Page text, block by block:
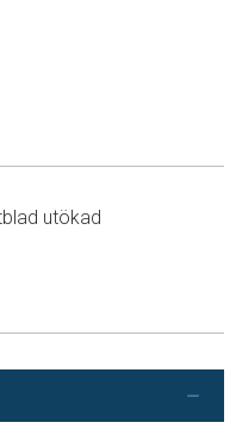
utökad